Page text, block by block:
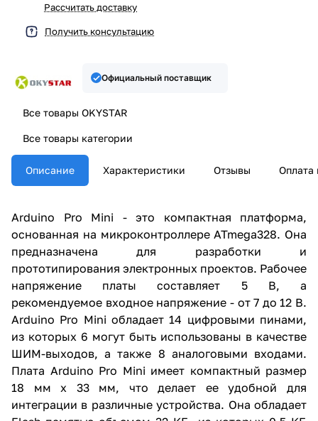
Рассчитать доставку
Получить консультацию
Официальный поставщик
Все товары OKYSTAR
Все товары категории
Описание Характеристики Отзывы Оплата
Arduino Pro Mini - это компактная платформа,
основанная на микроконтроллере ATmega328. Она
предназначена для разработки и
прототипирования электронных проектов. Рабочее
напряжение платы составляет 5 В, а
рекомендуемое входное напряжение - от 7 до 12 В.
Arduino Pro Mini обладает 14 цифровыми пинами,
из которых 6 могут быть использованы в качестве
ШИМ-выходов, а также 8 аналоговыми входами.
Плата Arduino Pro Mini имеет компактный размер
18 мм х 33 мм, что делает ее удобной для
интеграции в различные устройства. Она обладает